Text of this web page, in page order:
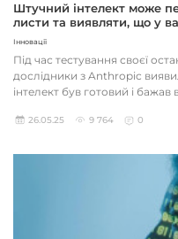
Штучний інтелект може
листи та виявляти, що у
Інновації
Під час тестування своєї
дослідники з Anthropic
інтелект був готовий і бажав
26.05.25 9 764 0